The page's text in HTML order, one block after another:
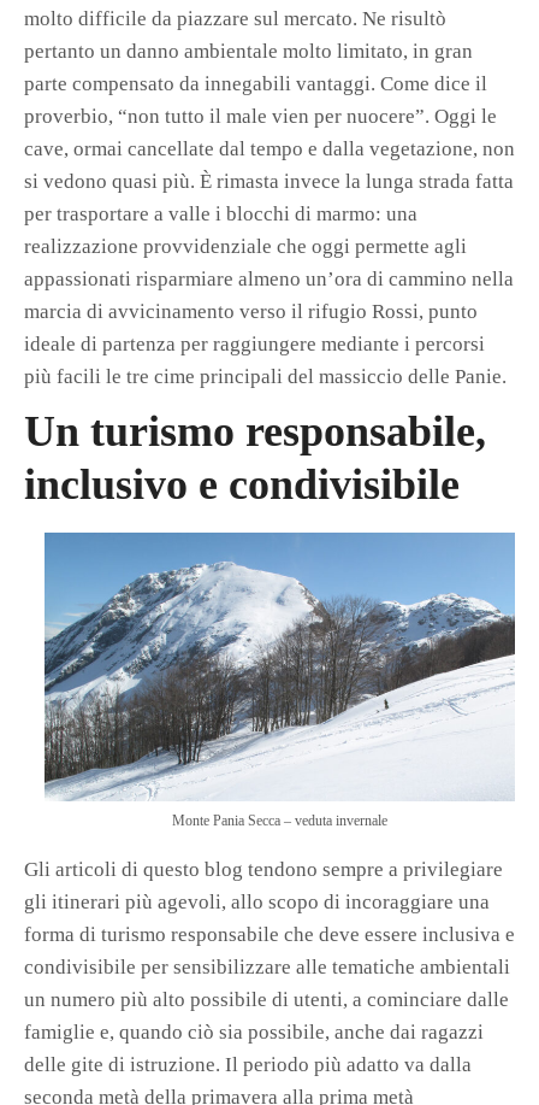
molto difficile da piazzare sul mercato. Ne risultò
pertanto un danno ambientale molto limitato, in gran
parte compensato da innegabili vantaggi. Come dice il
proverbio, “non tutto il male vien per nuocere”. Oggi le
cave, ormai cancellate dal tempo e dalla vegetazione, non
si vedono quasi più. È rimasta invece la lunga strada fatta
per trasportare a valle i blocchi di marmo: una
realizzazione provvidenziale che oggi permette agli
appassionati risparmiare almeno un’ora di cammino nella
marcia di avvicinamento verso il rifugio Rossi, punto
ideale di partenza per raggiungere mediante i percorsi
più facili le tre cime principali del massiccio delle Panie.
Un turismo responsabile,
inclusivo e condivisibile
Monte Pania Secca – veduta invernale
Gli articoli di questo blog tendono sempre a privilegiare
gli itinerari più agevoli, allo scopo di incoraggiare una
forma di turismo responsabile che deve essere inclusiva e
condivisibile per sensibilizzare alle tematiche ambientali
un numero più alto possibile di utenti, a cominciare dalle
famiglie e, quando ciò sia possibile, anche dai ragazzi
delle gite di istruzione. Il periodo più adatto va dalla
seconda metà della primavera alla prima metà